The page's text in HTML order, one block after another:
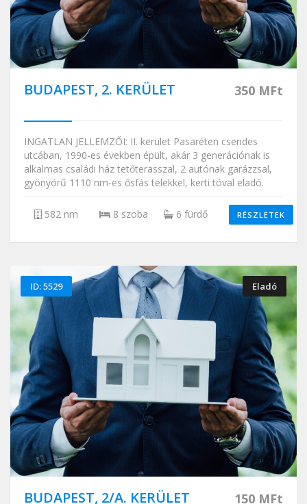
BUDAPEST, 2. KERÜLET 350 MFt
INGATLAN JELLEMZŐI: II. kerület Pasaréten csendes
utcában, 1990-es években épült, akár 3 generációnak is
alkalmas családi ház tetőterasszal, 2 autónak garázzsal,
gyönyörű 1110 nm-es ősfás telekkel, kerti tóval eladó.
582 nm 8 szoba 6 fürdő RÉSZLETEK
ID: 5529 Eladó
BUDAPEST, 2/A. KERÜLET 150 MFt